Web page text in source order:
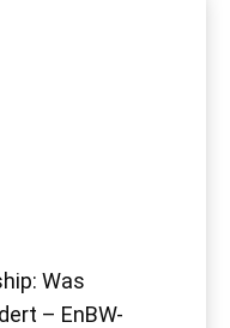
Was
– EnBW-